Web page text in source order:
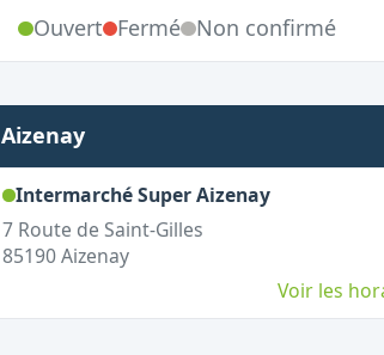
Ouvert Fermé Non confirmé
Aizenay
Intermarché Super Aizenay,
7 Route de Saint-Gilles
85190 Aizenay
Voir les